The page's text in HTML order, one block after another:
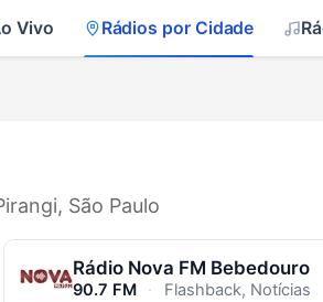
Vivo Rádios por Cidade
São Paulo
Rádio Nova FM Bebedouro
90.7 FM · Flashback, Notícias